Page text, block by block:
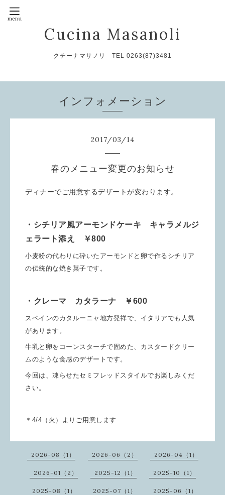
Cucina Masanoli
クチーナマサノリ TEL 0263(87)3481
インフォメーション
2017/03/14
春のメニュー変更のお知らせ
ディナーでご用意するデザートが変わります。
・シチリア風アーモンドケーキ キャラメルジ
ェラート添え ￥800
小麦粉の代わりに砕いたアーモンドと卵で作るシチリア
の伝統的な焼き菓子です。
・クレーマ カタラーナ ￥600
スペインのカタルーニャ地方発祥で、イタリアでも人気
があります。
牛乳と卵をコーンスターチで固めた、カスタードクリー
ムのような食感のデザートです。
今回は、凍らせたセミフレッドスタイルでお楽しみくだ
さい。
＊4/4（火）よりご用意します
2026-08（1） 2026-06（2） 2026-04（1）
2026-01（2） 2025-12（1） 2025-10（1）
2025-08（1） 2025-07（1） 2025-06（1）